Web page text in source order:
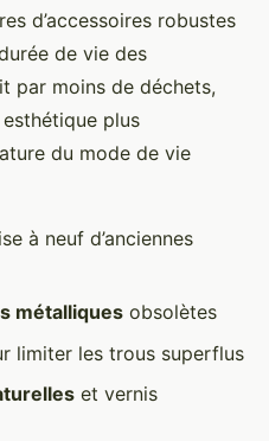
d’accessoires robustes
de vie des
par moins de déchets,
plus
du mode de vie
à neuf d’anciennes
métalliques obsolètes
limiter les trous superflus
et vernis